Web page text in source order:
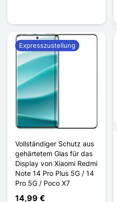
Vollständiger Schutz aus
gehärtetem Glas für das
Display von Xiaomi Redmi
Note 14 Pro Plus 5G / 14
Pro 5G / Poco X7
14,99 €
Expresszustellung